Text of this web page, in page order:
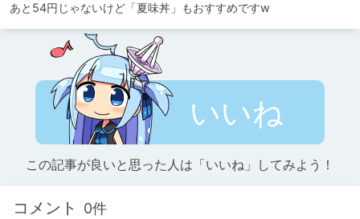
あと54円じゃないけど「夏味丼」もおすすめですw
いいね
この記事が良いと思った人は「いいね」してみよう！
コメント 0件